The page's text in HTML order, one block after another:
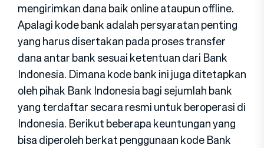
mengirimkan dana baik online ataupun offline.
Apalagi kode bank adalah persyaratan penting
yang harus disertakan pada proses transfer
dana antar bank sesuai ketentuan dari Bank
Indonesia. Dimana kode bank ini juga ditetapkan
oleh pihak Bank Indonesia bagi sejumlah bank
yang terdaftar secara resmi untuk beroperasi di
Indonesia. Berikut beberapa keuntungan yang
bisa diperoleh berkat penggunaan kode Bank